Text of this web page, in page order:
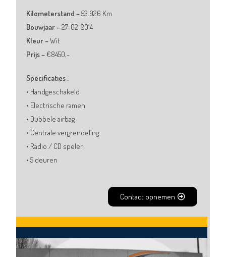
Kilometerstand –53.926 Km
Bouwjaar –27-02-2014
Kleur –Wit
Prijs – €8450,-
Specificaties :
• Handgeschakeld
• Electrische ramen
• Dubbele airbag
• Centrale vergrendeling
• Radio / CD speler
• 5 deuren
Contact opnemen